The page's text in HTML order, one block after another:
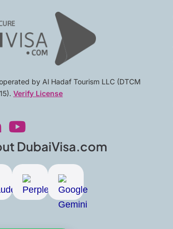
by Al Hadaf Tourism LLC (DTCM
Verify License
o
u
t
u
b
e
DubaiVisa.com